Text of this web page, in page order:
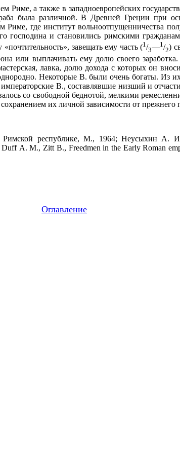
Риме, а также в западноевропейских
была различной. В Древней Греции при
где институт вольноотпущенничества
и становились римскими
завещать ему часть (1/3—1/2)
или выплачивать ему долю своего
лавка, долю дохода с которых он
Некоторые В. были очень богаты. Из
В., составлявшие низший и
со свободной беднотой, мелкими
их личной зависимости от прежнего
республике, М., 1964; Неусыхин А. И.,
А. М., Zitt В., Freedmen in the Early Roman
Оглавление